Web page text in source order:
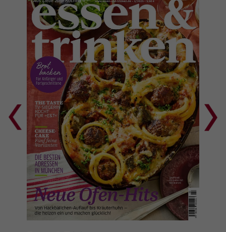
Google auf Websites mit hohem
Datenaufkommen aufgezeichnete
Datenmenge begrenzt wird.